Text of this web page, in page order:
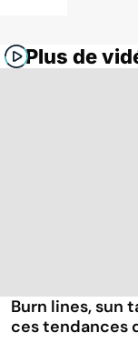
Plus de
Burn lines, sun
ces tendances